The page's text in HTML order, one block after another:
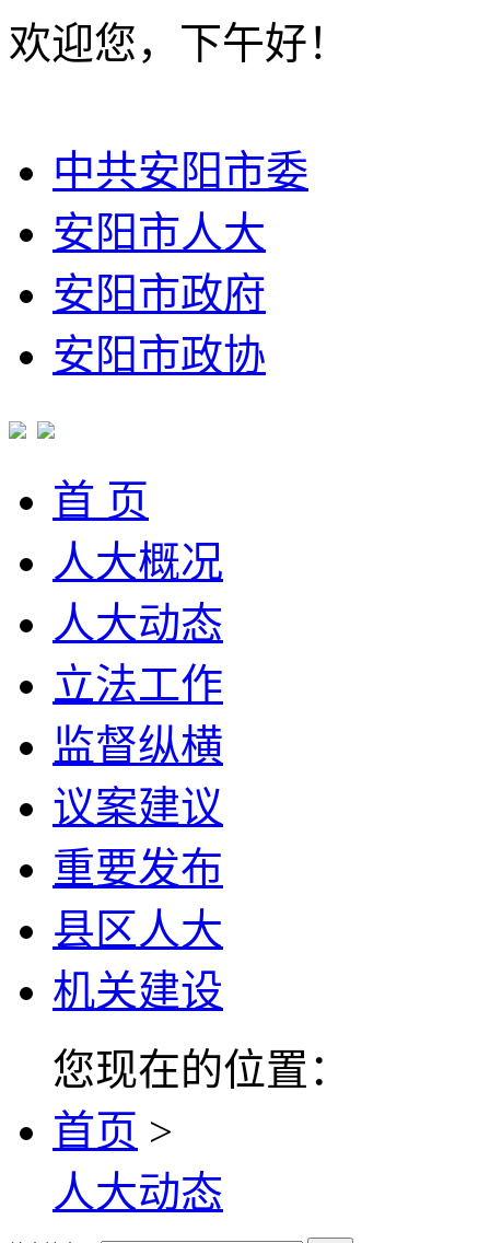
欢迎您，下午好！
中共安阳市委
安阳市人大
安阳市政府
安阳市政协
首 页
人大概况
人大动态
立法工作
监督纵横
议案建议
重要发布
县区人大
机关建设
您现在的位置：
首页 >
人大动态